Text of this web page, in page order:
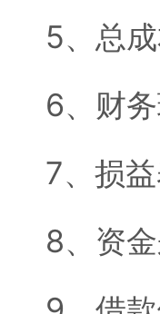
5、总
6、财
7、损
8、资